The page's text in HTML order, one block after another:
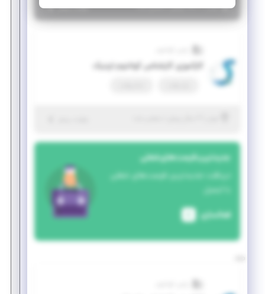
تهران |۶ ماه پیش | منقضی شده جزئیات بیشتر
کارآموزی کارشناس کوانتوم اپتیک
جدیدترین فرصت‌های شغلی
دریافت جدیدترین فرصت‌های شغلی
با ایمیل
فعالسازی